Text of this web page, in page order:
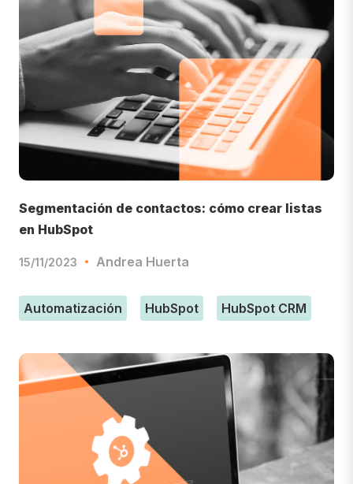
Segmentación de contactos: cómo crear listas
en HubSpot
15/11/2023 Andrea Huerta
Automatización HubSpot HubSpot CRM